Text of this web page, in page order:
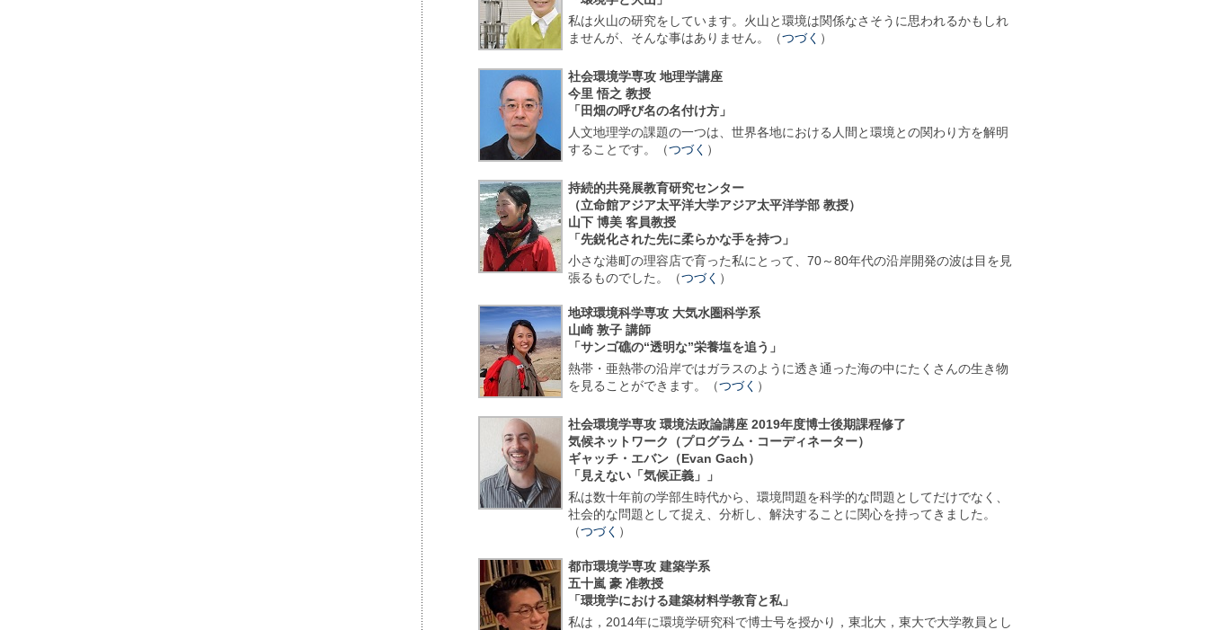
私は火山の研究をしています。火山と環境は関係なさそうに思われるかもしれ
ませんが、そんな事はありません。（つづく ）
社会環境学専攻 地理学講座
今里 悟之 教授
「田畑の呼び名の名付け方」
人文地理学の課題の一つは、世界各地における人間と環境との関わり方を解明
することです。（つづく ）
持続的共発展教育研究センター
（立命館アジア太平洋大学アジア太平洋学部 教授）
山下 博美 客員教授
「先鋭化された先に柔らかな手を持つ」
小さな港町の理容店で育った私にとって、70～80年代の沿岸開発の波は目を見
張るものでした。（つづく ）
地球環境科学専攻 大気水圏科学系
山崎 敦子 講師
「サンゴ礁の“透明な”栄養塩を追う」
熱帯・亜熱帯の沿岸ではガラスのように透き通った海の中にたくさんの生き物
を見ることができます。（つづく ）
社会環境学専攻 環境法政論講座 2019年度博士後期課程修了
気候ネットワーク（プログラム・コーディネーター）
ギャッチ・エバン（Evan Gach）
「見えない「気候正義」」
私は数十年前の学部生時代から、環境問題を科学的な問題としてだけでなく、
社会的な問題として捉え、分析し、解決することに関心を持ってきました。
（つづく ）
都市環境学専攻 建築学系
五十嵐 豪 准教授
「環境学における建築材料学教育と私」
私は，2014年に環境学研究科で博士号を授かり，東北大，東大で大学教員とし